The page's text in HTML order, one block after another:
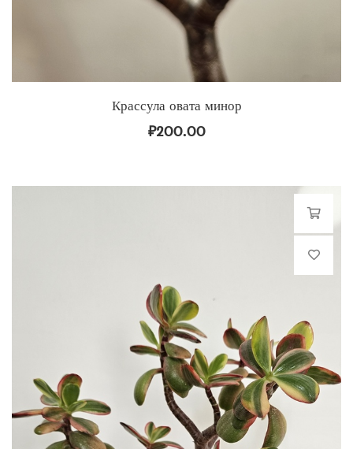
Крассула овата минор
₽200.00